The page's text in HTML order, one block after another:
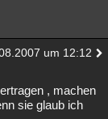
um 12:12
, machen
sie glaub ich